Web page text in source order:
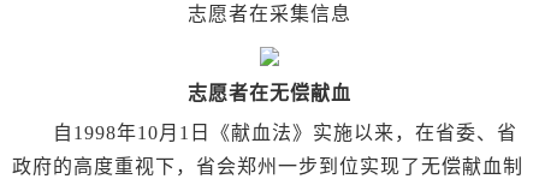
志愿者在采集信息
志愿者在无偿献血
自1998年10月1日《献血法》实施以来，在省委、省
政府的高度重视下，省会郑州一步到位实现了无偿献血制